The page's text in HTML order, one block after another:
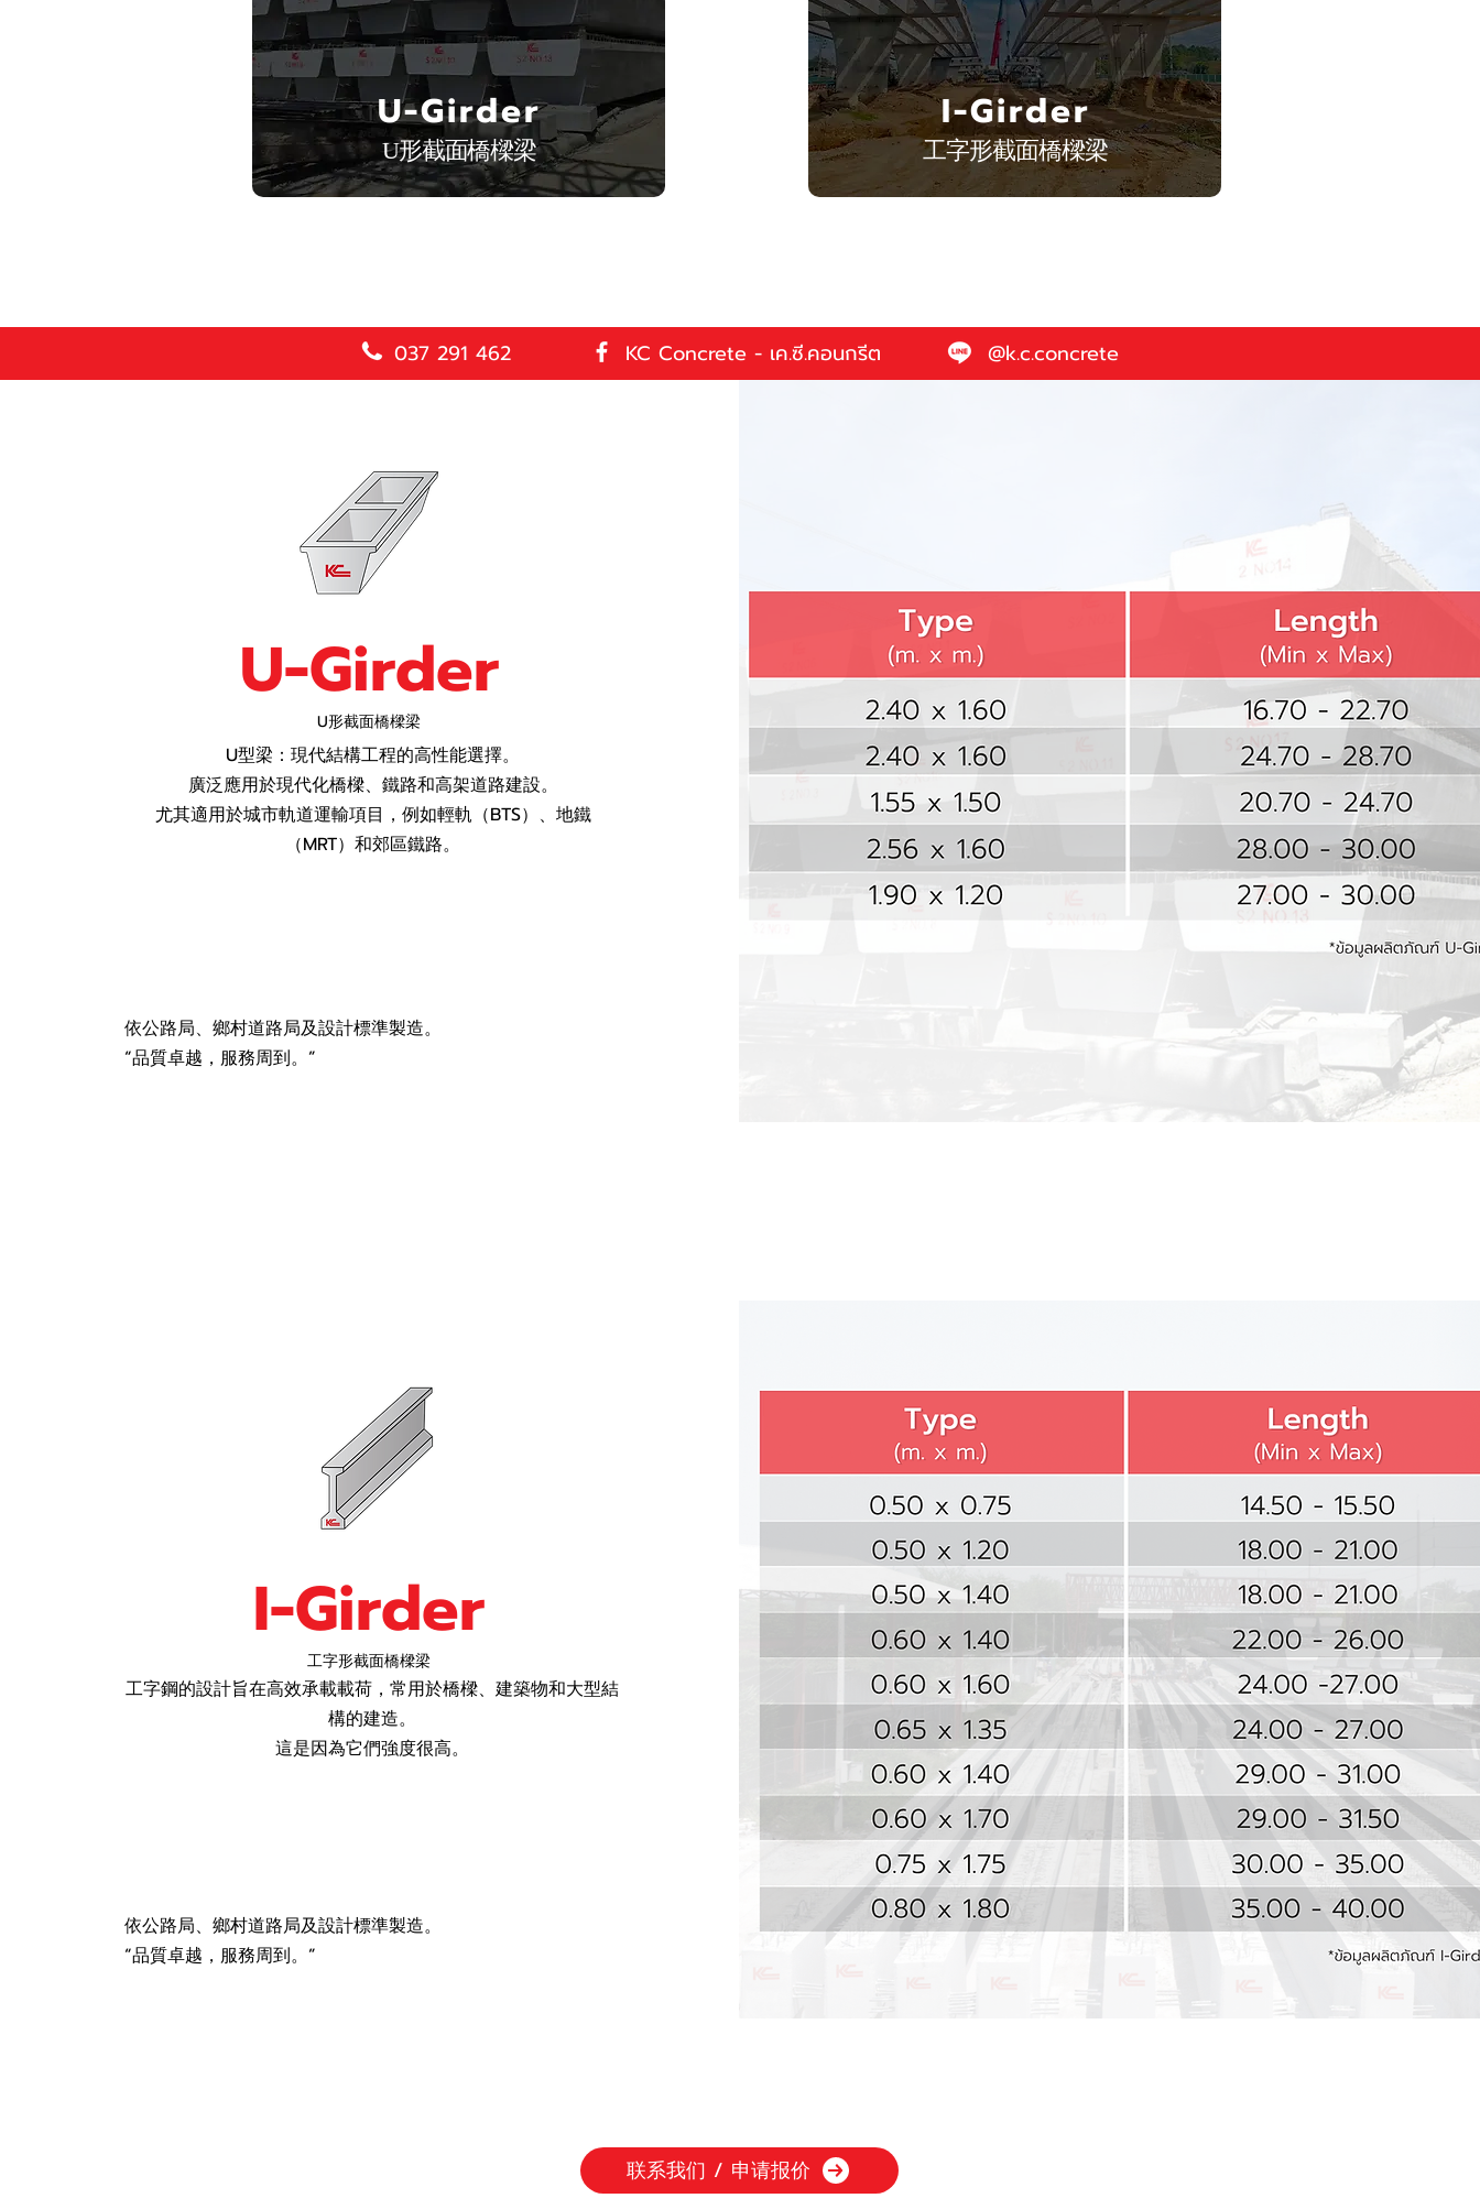
U形截面橋樑梁
U-Girder
工字形截面橋樑梁
I-Girder
037 291 462 KC Concrete - เค.ซี.คอนกรีต @k.c.concrete
U-Girder
U形截面橋樑梁
U型梁：現代結構工程的高性能選擇。
廣泛應用於現代化橋樑、鐵路和高架道路建設。
尤其適用於城市軌道運輸項目，例如輕軌（BTS）、地鐵
（MRT）和郊區鐵路。
依公路局、鄉村道路局及設計標準製造。
“品質卓越，服務周到。”
I-Girder
工字形截面橋樑梁
工字鋼的設計旨在高效承載載荷，常用於橋樑、建築物和大型結
構的建造。
這是因為它們強度很高。
依公路局、鄉村道路局及設計標準製造。
“品質卓越，服務周到。”
联系我们 / 申请报价